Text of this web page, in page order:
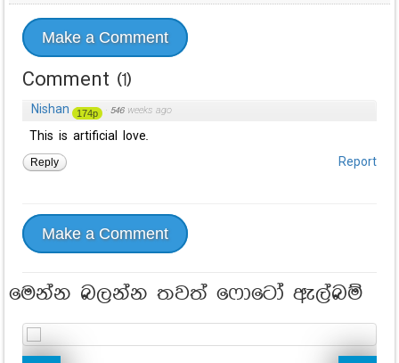
Make a Comment
Comment (1)
Nishan 174p · 546 weeks ago
This is artificial love.
Report
Reply
Make a Comment
මෙන්න බලන්න තවත් ෆොටෝ ඇල්බම්